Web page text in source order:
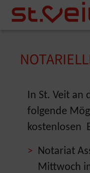
Zum Inhalt springen
Zum Seitenende
You are here:
In St. Veit an
folgende
kostenlosen
Notariat
Mittwoch